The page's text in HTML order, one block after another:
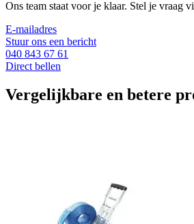
Ons team staat voor je klaar. Stel je vraag
E-mailadres
Stuur ons een bericht
040 843 67 61
Direct bellen
Vergelijkbare en betere